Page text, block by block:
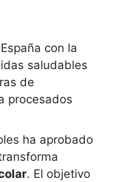
con la
saludables
de
procesados
ha aprobado
. El objetivo